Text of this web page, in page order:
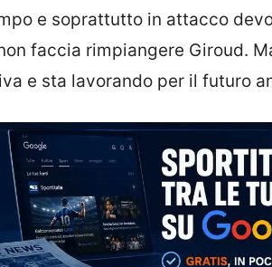
e soprattutto in attacco
faccia rimpiangere Giroud.
e sta lavorando per il futuro